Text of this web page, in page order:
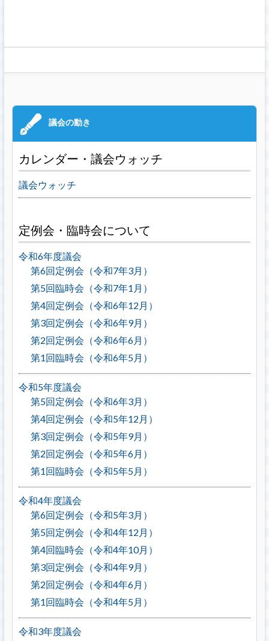
カレンダー・議会ウォッチ
議会ウォッチ
定例会・臨時会について
令和6年度議会
第6回定例会（令和7年3月）
第5回臨時会（令和7年1月）
第4回定例会（令和6年12月）
第3回定例会（令和6年9月）
第2回定例会（令和6年6月）
第1回臨時会（令和6年5月）
令和5年度議会
第5回定例会（令和6年3月）
第4回定例会（令和5年12月）
第3回定例会（令和5年9月）
第2回定例会（令和5年6月）
第1回臨時会（令和5年5月）
令和4年度議会
第6回定例会（令和5年3月）
第5回定例会（令和4年12月）
第4回臨時会（令和4年10月）
第3回定例会（令和4年9月）
第2回定例会（令和4年6月）
第1回臨時会（令和4年5月）
令和3年度議会